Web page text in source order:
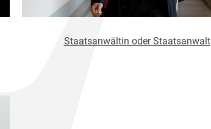
Staatsanwältin oder Staatsanwalt